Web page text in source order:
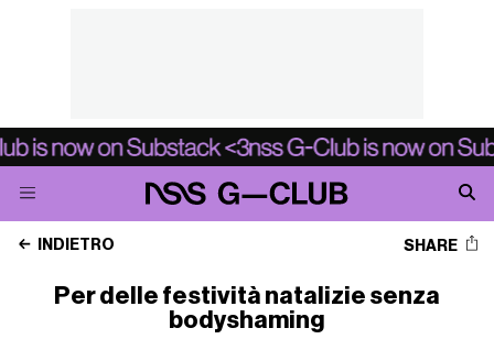
INDIETRO SHARE
Per delle festività natalizie senza
bodyshaming